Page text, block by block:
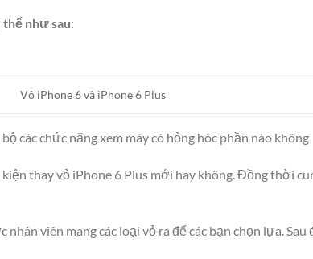
như sau:
Vỏ iPhone 6 và iPhone 6 Plus
các chức năng xem máy có hỏng hóc phần nào không
thay vỏ iPhone 6 Plus mới hay không. Đồng thời
viên mang các loại vỏ ra để các bạn chọn lựa.